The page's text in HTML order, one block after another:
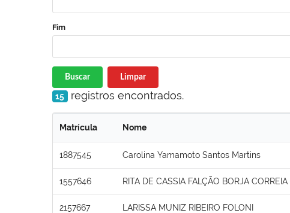
Fim
Buscar Limpar
15 registros encontrados.
Matrícula Nome
1887545 Carolina Yamamoto Santos Martins
1557646 RITA DE CASSIA FALÇÃO BORJA CORREIA
2157667 LARISSA MUNIZ RIBEIRO FOLONI